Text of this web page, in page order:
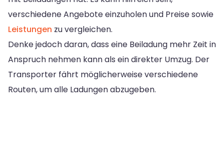
verschiedene Angebote einzuholen und Preise sowie
Leistungen zu vergleichen.
Denke jedoch daran, dass eine Beiladung mehr Zeit in
Anspruch nehmen kann als ein direkter Umzug. Der
Transporter fährt möglicherweise verschiedene
Routen, um alle Ladungen abzugeben.